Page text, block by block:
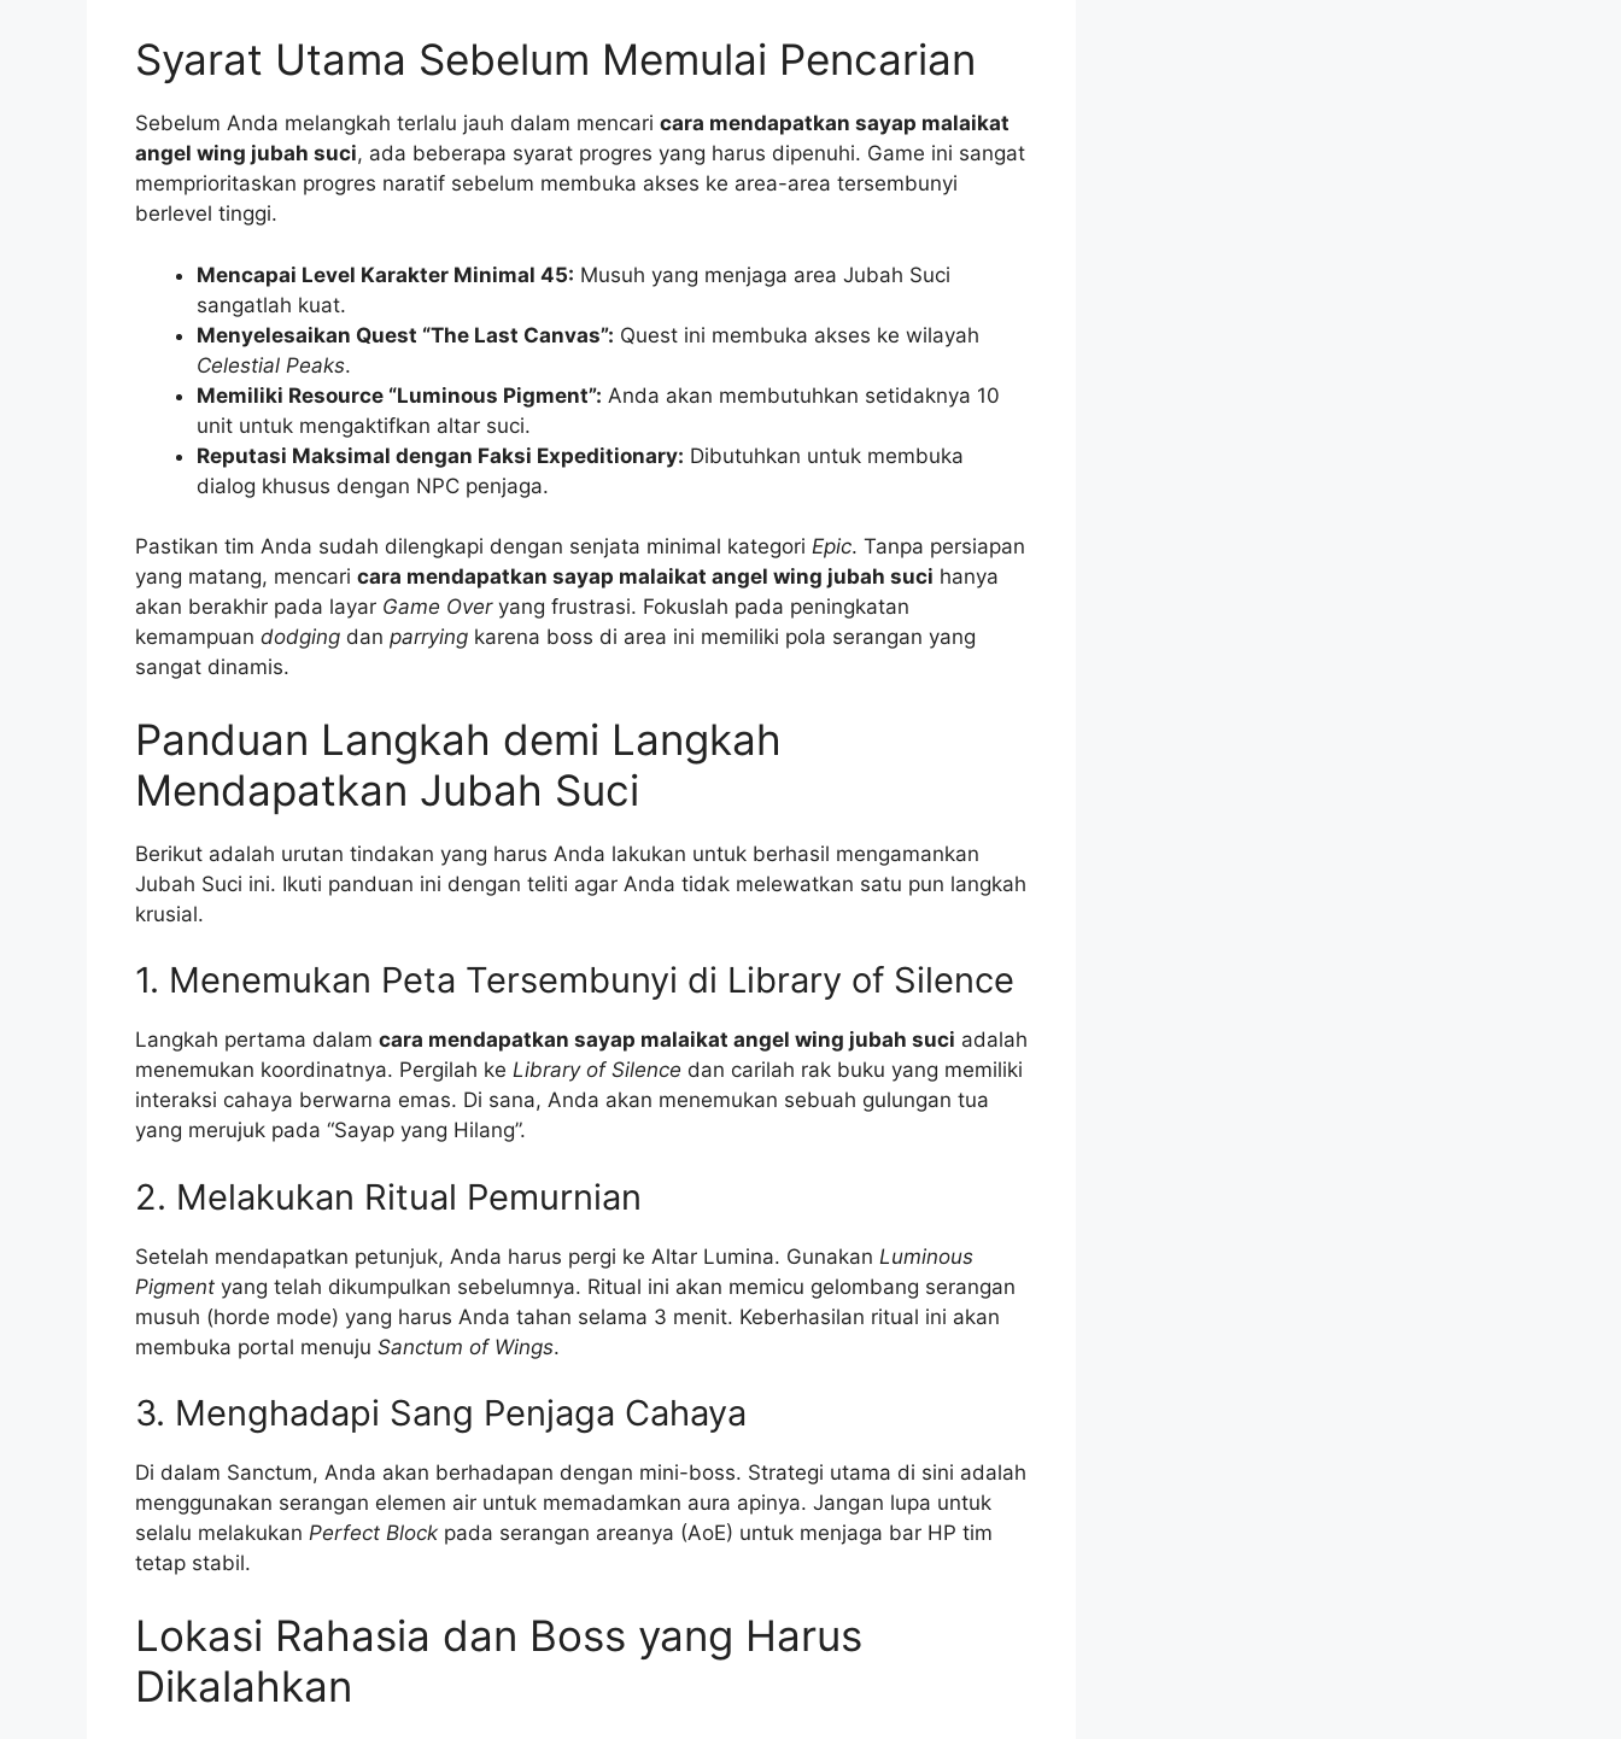
Syarat Utama Sebelum Memulai Pencarian
Sebelum Anda melangkah terlalu jauh dalam mencari cara mendapatkan sayap malaikat
angel wing jubah suci, ada beberapa syarat progres yang harus dipenuhi. Game ini sangat
memprioritaskan progres naratif sebelum membuka akses ke area-area tersembunyi
berlevel tinggi.
Mencapai Level Karakter Minimal 45: Musuh yang menjaga area Jubah Suci
sangatlah kuat.
Menyelesaikan Quest “The Last Canvas”: Quest ini membuka akses ke wilayah
Celestial Peaks.
Memiliki Resource “Luminous Pigment”: Anda akan membutuhkan setidaknya 10
unit untuk mengaktifkan altar suci.
Reputasi Maksimal dengan Faksi Expeditionary: Dibutuhkan untuk membuka
dialog khusus dengan NPC penjaga.
Pastikan tim Anda sudah dilengkapi dengan senjata minimal kategori Epic. Tanpa persiapan
yang matang, mencari cara mendapatkan sayap malaikat angel wing jubah suci hanya
akan berakhir pada layar Game Overyang frustrasi. Fokuslah pada peningkatan
kemampuan dodging dan parrying karena boss di area ini memiliki pola serangan yang
sangat dinamis.
Panduan Langkah demi Langkah
Mendapatkan Jubah Suci
Berikut adalah urutan tindakan yang harus Anda lakukan untuk berhasil mengamankan
Jubah Suci ini. Ikuti panduan ini dengan teliti agar Anda tidak melewatkan satu pun langkah
krusial.
1. Menemukan Peta Tersembunyi di Library of Silence
Langkah pertama dalam cara mendapatkan sayap malaikat angel wing jubah suci adalah
menemukan koordinatnya. Pergilah ke Library of Silence dan carilah rak buku yang memiliki
interaksi cahaya berwarna emas. Di sana, Anda akan menemukan sebuah gulungan tua
yang merujuk pada “Sayap yang Hilang”.
2. Melakukan Ritual Pemurnian
Setelah mendapatkan petunjuk, Anda harus pergi ke Altar Lumina. Gunakan Luminous
Pigment yang telah dikumpulkan sebelumnya. Ritual ini akan memicu gelombang serangan
musuh (horde mode) yang harus Anda tahan selama 3 menit. Keberhasilan ritual ini akan
membuka portal menuju Sanctum of Wings.
3. Menghadapi Sang Penjaga Cahaya
Di dalam Sanctum, Anda akan berhadapan dengan mini-boss. Strategi utama di sini adalah
menggunakan serangan elemen air untuk memadamkan aura apinya. Jangan lupa untuk
selalu melakukan Perfect Block pada serangan areanya (AoE) untuk menjaga bar HP tim
tetap stabil.
Lokasi Rahasia dan Boss yang Harus
Dikalahkan